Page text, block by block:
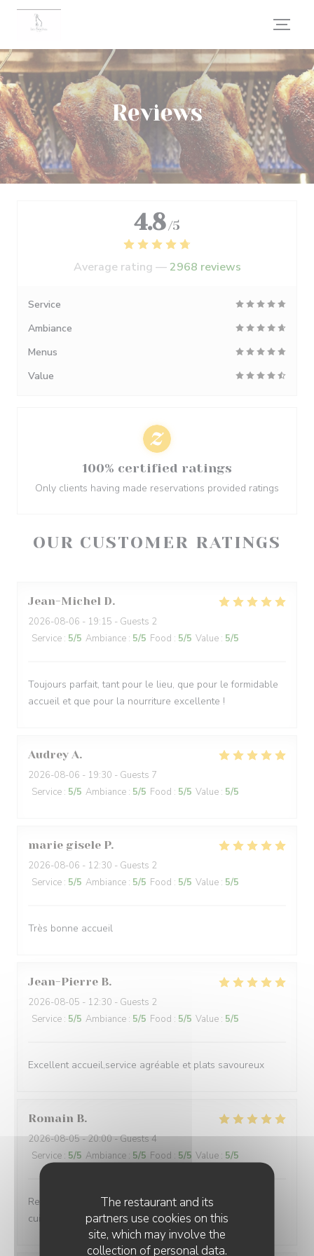
Personalizing your cookie choices
The restaurant and its
partners use cookies on this
site, which may involve the
collection of personal data.
Reviews
OUR CUSTOMER RATINGS
Jean-Michel D
2026-08-06 - 19:15 - Guests 2
Service : 5/5 Ambiance : 5/5 Food : 5/5 Value : 5/5
Toujours parfait, tant pour le lieu, que pour le formidable
accueil et que pour la nourriture excellente !
Audrey A
2026-08-06 - 19:30 - Guests 7
Service : 5/5 Ambiance : 5/5 Food : 5/5 Value : 5/5
marie gisele P
2026-08-06 - 12:30 - Guests 2
Service : 5/5 Ambiance : 5/5 Food : 5/5 Value : 5/5
Très bonne accueil
Jean-Pierre B
2026-08-05 - 12:30 - Guests 2
Service : 5/5 Ambiance : 5/5 Food : 5/5 Value : 5/5
Excellent accueil,service agréable et plats savoureux
Romain B
2026-08-05- 20:00 - Guests 4
Service : 5/5 Ambiance : 5/5 Food : 5/5 Value : 5/5
Restaurant au top Personnel au top Tout est au top La
cuisine est délicieuse Je le recommande fortement
4.8 /5
Average rating —2968 reviews
Service
Ambiance
Menus
Value
100% certified ratings
Only clients having made reservations provided ratings